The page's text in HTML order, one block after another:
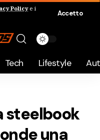
Policye i
Accetto
Tech Lifestyle
steelbook
una